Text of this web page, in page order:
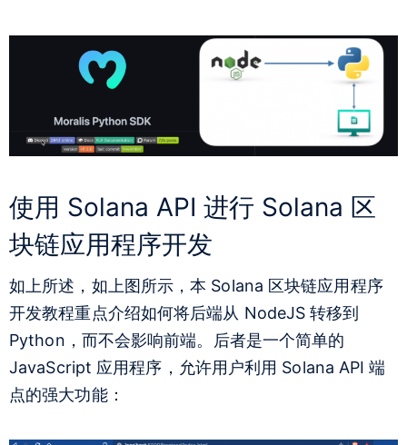
使用 Solana API 进行 Solana 区
块链应用程序开发
如上所述，如上图所示，本 Solana 区块链应用程序
开发教程重点介绍如何将后端从 NodeJS 转移到
Python，而不会影响前端。后者是一个简单的
JavaScript 应用程序，允许用户利用 Solana API 端
点的强大功能：